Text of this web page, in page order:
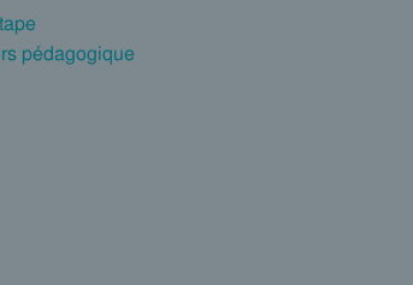
pédagogique